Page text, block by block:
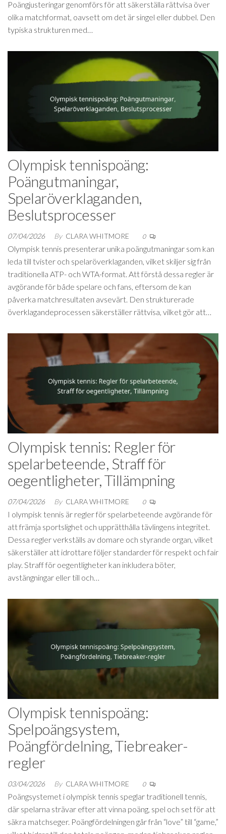
Poängjusteringar genomförs för att säkerställa rättvisa över
olika matchformat, oavsett om det är singel eller dubbel. Den
typiska strukturen med…
Olympisk tennispoäng:
Poängutmaningar,
Spelaröverklaganden,
Beslutsprocesser
07/04/2026 By CLARA WHITMORE 0
Olympisk tennis presenterar unika poängutmaningar som kan
leda till tvister och spelaröverklaganden, vilket skiljer sig från
traditionella ATP- och WTA-format. Att förstå dessa regler är
avgörande för både spelare och fans, eftersom de kan
påverka matchresultaten avsevärt. Den strukturerade
överklagandeprocessen säkerställer rättvisa, vilket gör att…
Olympisk tennis: Regler för
spelarbeteende, Straff för
oegentligheter, Tillämpning
07/04/2026 By CLARA WHITMORE 0
I olympisk tennis är regler för spelarbeteende avgörande för
att främja sportslighet och upprätthålla tävlingens integritet.
Dessa regler verkställs av domare och styrande organ, vilket
säkerställer att idrottare följer standarder för respekt och fair
play. Straff för oegentligheter kan inkludera böter,
avstängningar eller till och…
Olympisk tennispoäng:
Spelpoängsystem,
Poängfördelning, Tiebreaker-
regler
03/04/2026 By CLARA WHITMORE 0
Poängsystemet i olympisk tennis speglar traditionell tennis,
där spelarna strävar efter att vinna poäng, spel och set för att
säkra matchseger. Poängfördelningen går från “love” till “game,”